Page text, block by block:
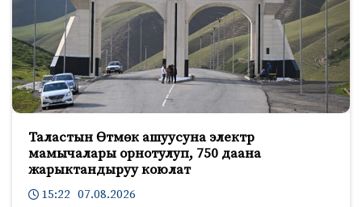
Таластын Өтмөк ашуусуна электр
мамычалары орнотулуп, 750 даана
жарыктандыруу коюлат
15:22 07.08.2026